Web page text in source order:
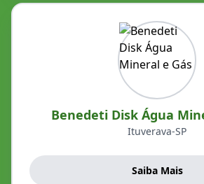
Benedeti Disk Água
Ituverava-SP
Saiba Mais